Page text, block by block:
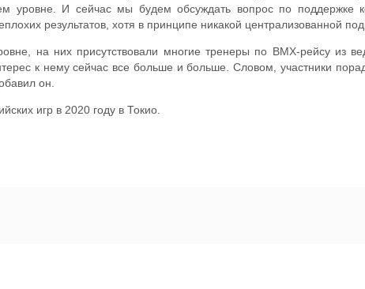
уровне. И сейчас мы будем обсуждать вопрос по поддержке
результатов, хотя в принципе никакой централизованной
на них присутствовали многие тренеры по ВМХ-рейсу из
к нему сейчас все больше и больше. Словом, участники
он.
игр в 2020 году в Токио.